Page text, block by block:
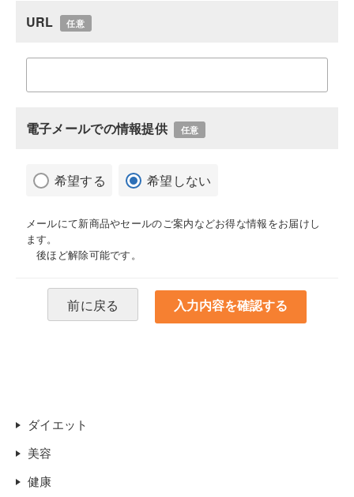
URL 任意
電子メールでの情報提供 任意
希望する 希望しない
メールにて新商品やセールのご案内などお得な情報をお届けし
ます。
後ほど解除可能です。
前に戻る
ダイエット
美容
健康